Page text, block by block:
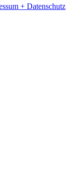
+ Datenschutz